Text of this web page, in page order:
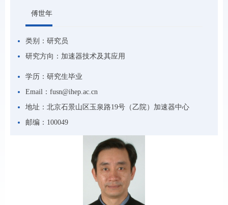
傅世年
类别： 研究员
研究方向： 加速器技术及其应用
学历： 研究生毕业
Email： fusn@ihep.ac.cn
地址： 北京石景山区玉泉路19号（乙院）加速器中心
邮编： 100049